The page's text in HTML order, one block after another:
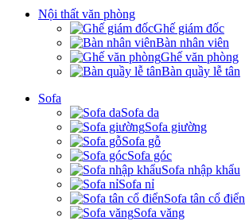
Nội thất văn phòng
Ghế giám đốc
Bàn nhân viên
Ghế văn phòng
Bàn quầy lễ tân
Sofa
Sofa da
Sofa giường
Sofa gỗ
Sofa góc
Sofa nhập khẩu
Sofa nỉ
Sofa tân cổ điển
Sofa văng